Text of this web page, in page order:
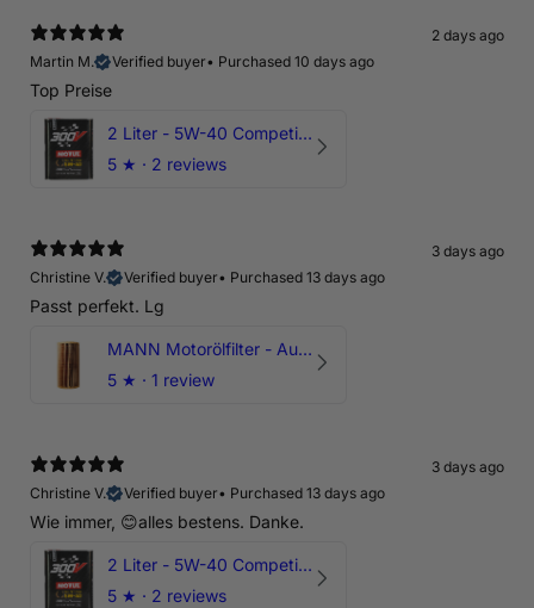
2 days ago
Martin M.
Verified buyer• Purchased 10 days ago
Top Preise
2 Liter - 5W-40 Competition 300V Motul Motoröl
5 ★ · 2 reviews
3 days ago
Christine V.
Verified buyer• Purchased 13 days ago
Passt perfekt. Lg
MANN Motorölfilter - Audi RS3 TTRS RSQ3 VZ5 - DAZ DNW
5 ★ · 1 review
3 days ago
Christine V.
Verified buyer• Purchased 13 days ago
Wie immer, 😊alles bestens. Danke.
2 Liter - 5W-40 Competition 300V Motul Motoröl
5 ★ · 2 reviews